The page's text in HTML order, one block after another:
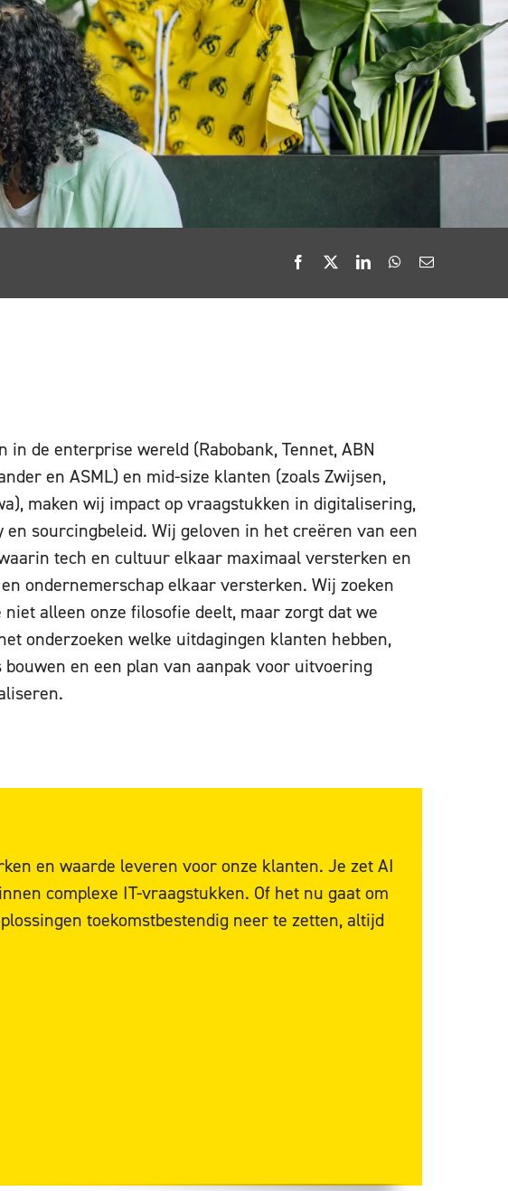
in de enterprise wereld (Rabobank, Tennet, ABN
en ASML) en mid-size klanten (zoals Zwijsen,
maken wij impact op vraagstukken in digitalisering,
en sourcingbeleid. Wij geloven in het creëren van een
tech en cultuur elkaar maximaal versterken en
ondernemerschap elkaar versterken. Wij zoeken
niet alleen onze filosofie deelt, maar zorgt dat we
onderzoeken welke uitdagingen klanten hebben,
bouwen en een plan van aanpak voor uitvoering
en waarde leveren voor onze klanten. Je zet AI
complexe IT-vraagstukken. Of het nu gaat om
toekomstbestendig neer te zetten, altijd